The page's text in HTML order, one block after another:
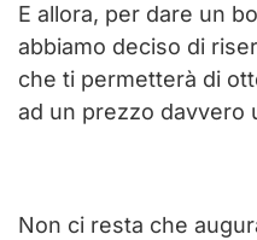
E allora, per dare un
abbiamo deciso di
che ti permetterà di
ad un prezzo davvero
Non ci resta che